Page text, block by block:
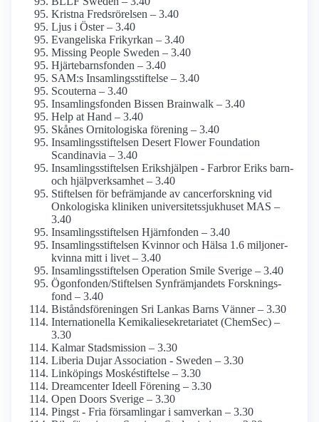
Kristna Fredsrörelsen – 3.40
Ljus i Öster – 3.40
Evangeliska Frikyrkan – 3.40
Missing People Sweden – 3.40
Hjärtebarns­fonden – 3.40
SAM:s Insamlings­stiftelse – 3.40
Scouterna – 3.40
Insamlings­fonden Bissen Brainwalk – 3.40
Help at Hand – 3.40
Skånes Ornitologiska förening – 3.40
Insamlings­stiftelsen Desert Flower Foundation
Scandinavia – 3.40
Insamlings­stiftelsen Erikshjälpen - Farbror Eriks barn-
och hjälpverksamhet – 3.40
Stiftelsen för befrämjande av cancerforskning vid
Onkologiska kliniken universitets­sjukhuset MAS –
3.40
Insamlings­stiftelsen Hjärnfonden – 3.40
Insamlings­stiftelsen Kvinnor och Hälsa 1.6 miljoner-
kvinna mitt i livet – 3.40
Insamlings­stiftelsen Operation Smile Sverige – 3.40
Ögonfonden/­Stiftelsen Synfrämjandets Forsknings­
fond – 3.40
Bistånds­föreningen Sri Lankas Barns Vänner – 3.30
Internationella Kemikalie­sekretariatet (ChemSec) –
3.30
Kalmar Stads­mission – 3.30
Liberia Dujar Association - Sweden – 3.30
Linköpings Moskéstiftelse – 3.30
Dreamcenter Ideell Förening – 3.30
Open Doors Sverige – 3.30
Pingst - Fria församlingar i samverkan – 3.30